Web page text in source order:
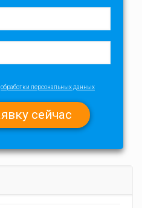
обработки персональных данных